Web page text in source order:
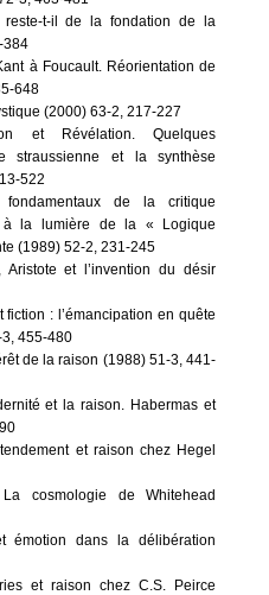
reste-t-il de la fondation de la
384
à Foucault. Réorientation de
648
(2000) 63-2, 217-227
et Révélation. Quelques
straussienne et la synthèse
522
de la critique
à la lumière de la « Logique
(1989) 52-2, 231-245
Aristote et l’invention du désir
fiction : l’émancipation en quête
455-480
de la raison (1988) 51-3, 441-
et la raison. Habermas et
et raison chez Hegel
cosmologie de Whitehead
émotion dans la délibération
et raison chez C.S. Peirce